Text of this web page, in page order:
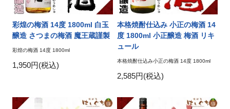
彩煌の梅酒 14度 1800ml 白玉
醸造 さつまの梅酒 魔王蔵謹製
彩煌の梅酒 14度 1800ml
1,950円(税込)
本格焼酎仕込み 小正の梅酒 14
度 1800ml 小正醸造 梅酒 リキ
ュール
本格焼酎仕込み小正の梅酒 14度 1800ml
2,585円(税込)